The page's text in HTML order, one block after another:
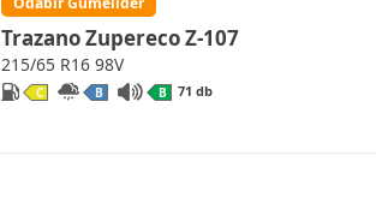
Trazano Zupereco Z-107
215/65 R16 98V
C B B 71 db